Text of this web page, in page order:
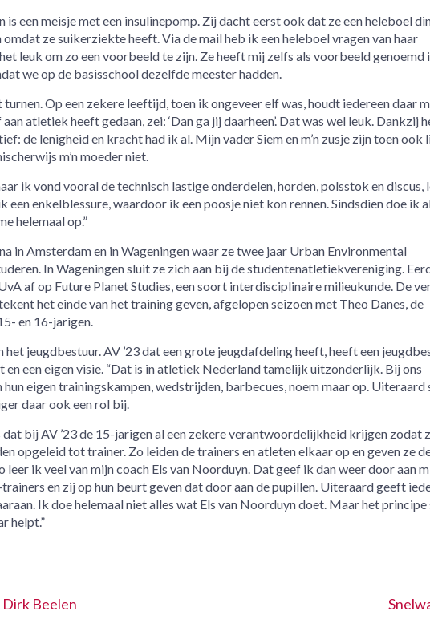
is een meisje met een insulinepomp. Zij dacht eerst ook dat ze een heleboel
omdat ze suikerziekte heeft. Via de mail heb ik een heleboel vragen van haar
leuk om zo een voorbeeld te zijn. Ze heeft mij zelfs als voorbeeld genoemd
we op de basisschool dezelfde meester hadden.
Op een zekere leeftijd, toen ik ongeveer elf was, houdt iedereen daar
atletiek heeft gedaan, zei: ‘Dan ga jij daarheen’. Dat was wel leuk. Dankzij
de lenigheid en kracht had ik al. Mijn vader Siem en m’n zusje zijn toen ook
m’n moeder niet.
ik vond vooral de technisch lastige onderdelen, horden, polsstok en discus,
een enkelblessure, waardoor ik een poosje niet kon rennen. Sindsdien doe ik
helemaal op.”
in Amsterdam en in Wageningen waar ze twee jaar Urban Environmental
In Wageningen sluit ze zich aan bij de studentenatletiekvereniging.
af op Future Planet Studies, een soort interdisciplinaire milieukunde. De
het einde van het training geven, afgelopen seizoen met Theo Danes, de
en 16-jarigen.
jeugdbestuur. AV ’23 dat een grote jeugdafdeling heeft, heeft een
en een eigen visie. “Dat is in atletiek Nederland tamelijk uitzonderlijk. Bij ons
eigen trainingskampen, wedstrijden, barbecues, noem maar op. Uiteraard
daar ook een rol bij.
bij AV ’23 de 15-jarigen al een zekere verantwoordelijkheid krijgen zodat
opgeleid tot trainer. Zo leiden de trainers en atleten elkaar op en geven ze
ik veel van mijn coach Els van Noorduyn. Dat geef ik dan weer door aan
en zij op hun beurt geven dat door aan de pupillen. Uiteraard geeft
Ik doe helemaal niet alles wat Els van Noorduyn doet. Maar het principe
helpt.”
Beelen